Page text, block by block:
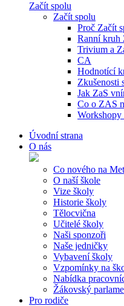
Začít spolu
Začít spolu
Proč Začít
Ranní kruh
Trivium a
CA
Hodnotící
Zkušenosti
Jak ZaS
Co o ZAS
Workshopy
Úvodní strana
O nás
Co nového na
O naší škole
Vize školy
Historie školy
Tělocvična
Učitelé školy
Naši sponzoři
Naše jedničky
Vybavení školy
Vzpomínky na
Nabídka
Žákovský
Pro rodiče